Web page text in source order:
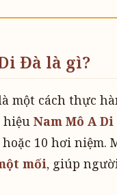
Đà là gì?
một cách thực
hiệu Nam Mô A
10 hơi niệm.
mối, giúp